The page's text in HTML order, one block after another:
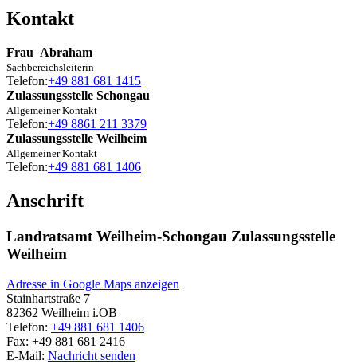
Kontakt
Frau Abraham
Sachbereichsleiterin
Telefon:+49 881 681 1415
Zulassungsstelle Schongau
Allgemeiner Kontakt
Telefon:+49 8861 211 3379
Zulassungsstelle Weilheim
Allgemeiner Kontakt
Telefon:+49 881 681 1406
Anschrift
Landratsamt Weilheim-Schongau Zulassungsstelle
Weilheim
Adresse in Google Maps anzeigen
Stainhartstraße 7
82362 Weilheim i.OB
Telefon: +49 881 681 1406
Fax: +49 881 681 2416
E-Mail: Nachricht senden